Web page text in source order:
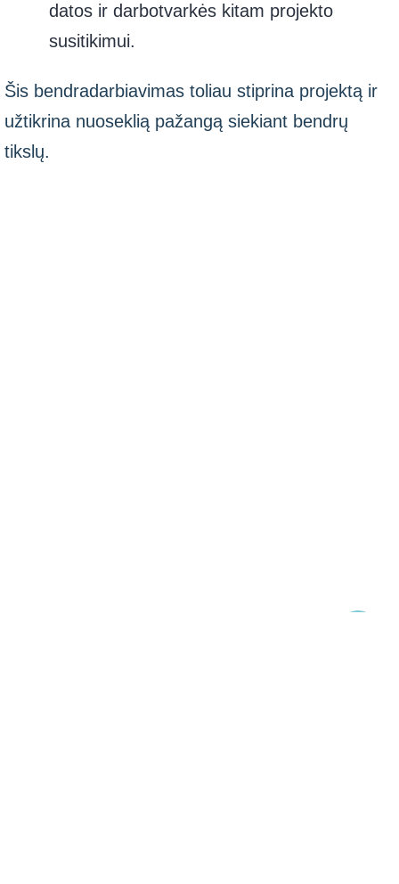
datos ir darbotvarkės kitam projekto
susitikimui.
Šis bendradarbiavimas toliau stiprina projektą ir
užtikrina nuoseklią pažangą siekiant bendrų
tikslų.